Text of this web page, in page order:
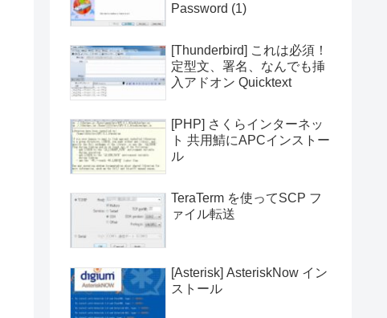
Password (1)
[Thunderbird] これは必須！
定型文、署名、なんでも挿
入アドオン Quicktext
[PHP] さくらインターネッ
ト 共用鯖にAPCインストー
ル
TeraTerm を使ってSCP フ
ァイル転送
[Asterisk] AsteriskNow イン
ストール